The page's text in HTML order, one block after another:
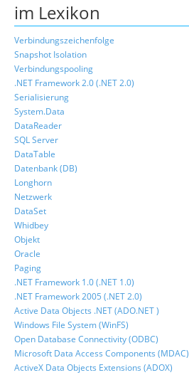
im Lexikon
Verbindungszeichenfolge
Snapshot Isolation
Verbindungspooling
.NET Framework 2.0 (.NET 2.0)
Serialisierung
System.Data
DataReader
SQL Server
DataTable
Datenbank (DB)
Longhorn
Netzwerk
DataSet
Whidbey
Objekt
Oracle
Paging
.NET Framework 1.0 (.NET 1.0)
.NET Framework 2005 (.NET 2.0)
Active Data Objects .NET (ADO.NET )
Windows File System (WinFS)
Open Database Connectivity (ODBC)
Microsoft Data Access Components (MDAC)
ActiveX Data Objects Extensions (ADOX)